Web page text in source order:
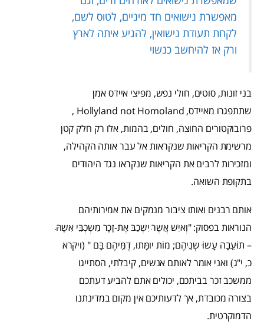
מאפשרת נישואים חד מיניים, לטוס לשם,
לקחת תעודת נישואין, להגיע איתה לארץ
ורק אז להיחשב כנשוי
בני זונות, סוטים, חולי נפש, מפיצי איידס אמן
שתתפגרו מאיידס, Hollyland not Homoland ,
פרובוקטורים החוצה, חולים, בהמות, אלו רק חלק קטן
מרשימת הקריאות שנקראות אל עבר אותה הקהילה,
ומזכירות לרבים את הקריאות שנקראו נגד היהודים
בתקופת השואה.
אותם רבנים ואותו ציבור מנמקים את אמירותיהם
הנוראות בפסוק: "וְאיִשׁ אֲשֶרׁ יִשְכַׁבּ אֶת-זָכָר מִשְכְׁבֵּי אִשָהּׁ
– תוֹּעֵבָה עָשוּׂ שְנֵׁיהֶם; מוֹת יומָּתו,ּ דְמֵּיהֶם בָּם " (ויקרא
כ, י"ג) ואני אומר לאותם אנשים, קיבלתי, הסתייגו
ממשכב זכר בביתכם, יכולים אתם להביע דעתכם
בצורה מכובדת, אך לדעותיכם אין מקום במדינתנו
הדמוקרטית.